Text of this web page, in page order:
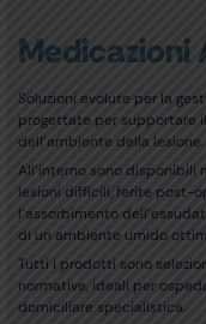
Medicazioni
Soluzioni evolute per la
progettate per supportare
dell’ambiente della lesione.
All’interno sono disponibili
lesioni difficili, ferite post-
l’assorbimento
di un ambiente umido
Tutti i prodotti sono
normative, ideali per
domiciliare specialistica.